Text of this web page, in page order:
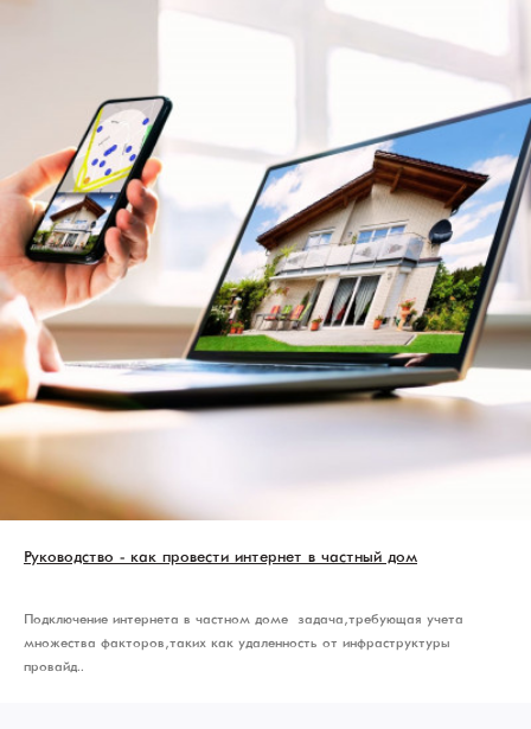
Руководство - как провести интернет в частный дом
Подключение интернета в частном доме – задача, требующая учета
множества факторов, таких как удаленность от инфраструктуры
провайд..